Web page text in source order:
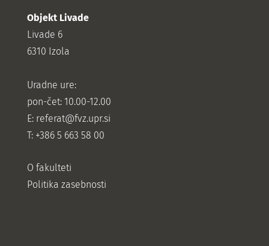
Objekt Livade
Livade 6
6310 Izola
Uradne ure:
pon-čet: 10.00-12.00
E: referat@fvz.upr.si
T: +386 5 663 58 00
O fakulteti
Politika zasebnosti